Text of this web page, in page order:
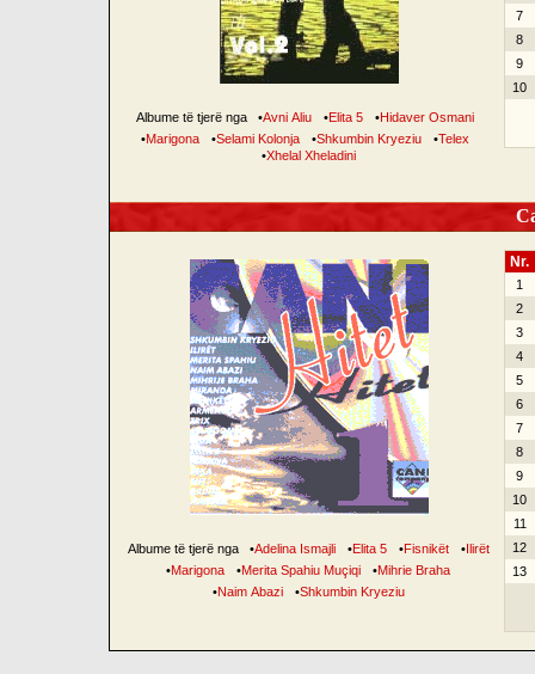
Albume të tjerë nga •Avni Aliu •Elita 5 •Hidaver Osmani
•Marigona •Selami Kolonja •Shkumbin Kryeziu •Telex
•Xhelal Xheladini
7
8
9
10
Albume të tjerë nga •Adelina Ismajli •Elita 5 •Fisnikët •Ilirët
•Marigona •Merita Spahiu Muçiqi •Mihrie Braha
•Naim Abazi •Shkumbin Kryeziu
Nr.
1
2
3
4
5
6
7
8
9
10
11
12
13